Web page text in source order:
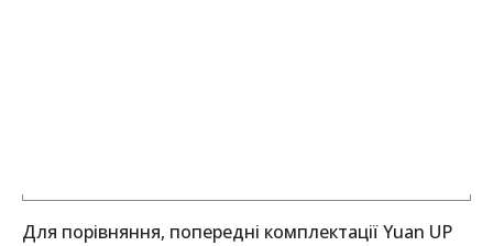
Для порівняння, попередні комплектації Yuan UP